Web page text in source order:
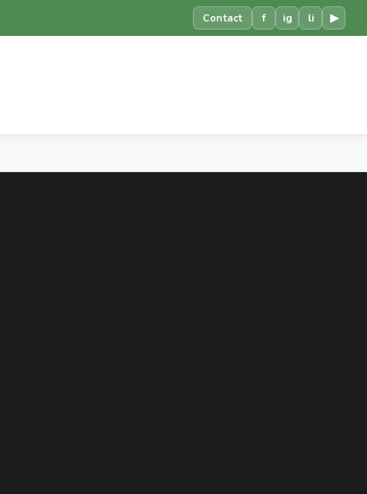
Contact f ig li ▶